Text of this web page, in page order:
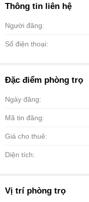
Thông tin liên hệ
Người đăng:
Số điện thoại:
Đặc điểm phòng trọ
Ngày đăng:
Mã tin đăng:
Giá cho thuê:
Diện tích:
Vị trí phòng trọ